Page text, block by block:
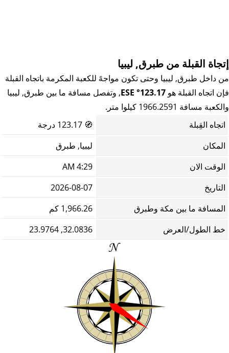
إتجاة القبلة من طبرق, ليبيا
من داخل طبرق, ليبيا وحتى تكون مواجهً للكعبة المكرمة باتجاه القبلة
فإن اتجاه القبلة هو 123.17° ESE
, وتفصل مسافة ما بين طبرق, ليبيا
والكعبة مسافة 1966.2591 كيلوا متر.
اتجاه القِبلة
🧭
المكان
ليبيا, طبرق
الوقت الان
4:29 AM
التاريخ
2026-08-07
المسافة ما بين مكة وطبرق
1,966.26 كم
خط الطول/العرض
32.0836, 23.9764